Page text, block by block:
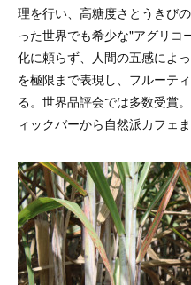
理を行い、高糖度さとうきび
った世界でも希少な"アグリコ
化に頼らず、人間の五感によ
を極限まで表現し、フルーテ
る。世界品評会では多数受賞
ィックバーから自然派カフェ